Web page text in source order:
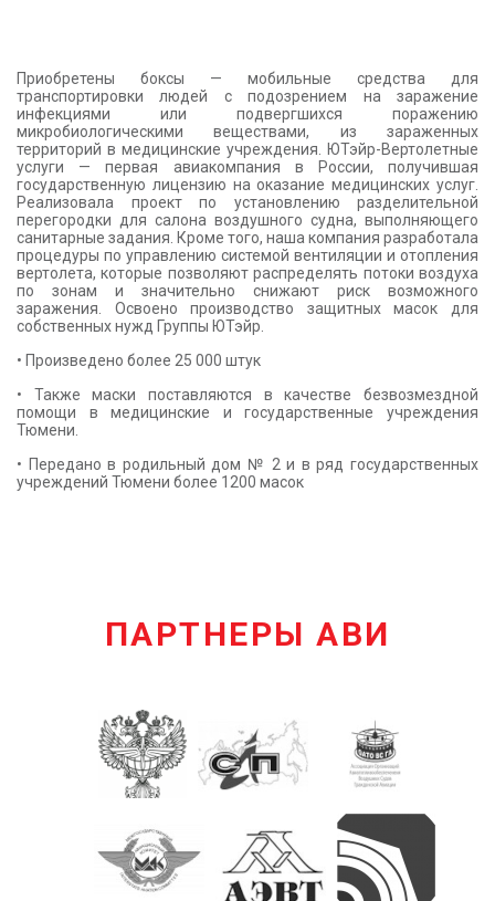
Приобретены боксы — мобильные средства для
транспортировки людей с подозрением на заражение
инфекциями или подвергшихся поражению
микробиологическими веществами, из зараженных
территорий в медицинские учреждения. ЮТэйр-Вертолетные
услуги — первая авиакомпания в России, получившая
государственную лицензию на оказание медицинских услуг.
Реализовала проект по установлению разделительной
перегородки для салона воздушного судна, выполняющего
санитарные задания. Кроме того, наша компания разработала
процедуры по управлению системой вентиляции и отопления
вертолета, которые позволяют распределять потоки воздуха
по зонам и значительно снижают риск возможного
заражения. Освоено производство защитных масок для
собственных нужд Группы ЮТэйр.
• Произведено более 25 000 штук
• Также маски поставляются в качестве безвозмездной
помощи в медицинские и государственные учреждения
Тюмени.
• Передано в родильный дом № 2 и в ряд государственных
учреждений Тюмени более 1200 масок
ПАРТНЕРЫ АВИ